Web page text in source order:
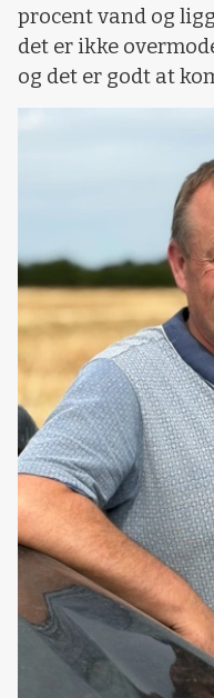
procent vand og
det er ikke
og det er godt at